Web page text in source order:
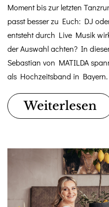
Moment bis zur letzten
passt besser zu Euch: DJ
entsteht durch Live Musik
der Auswahl achten? In
Sebastian von MATILDA
als Hochzeitsband in Bayern.
Weiterlesen